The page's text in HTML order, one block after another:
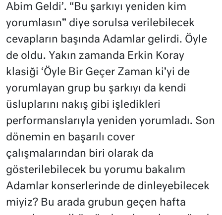
Abim Geldi’. “Bu şarkıyı yeniden kim
yorumlasın” diye sorulsa verilebilecek
cevapların başında Adamlar gelirdi. Öyle
de oldu. Yakın zamanda Erkin Koray
klasiği ‘Öyle Bir Geçer Zaman ki’yi de
yorumlayan grup bu şarkıyı da kendi
üsluplarını nakış gibi işledikleri
performanslarıyla yeniden yorumladı. Son
dönemin en başarılı cover
çalışmalarından biri olarak da
gösterilebilecek bu yorumu bakalım
Adamlar konserlerinde de dinleyebilecek
miyiz? Bu arada grubun geçen hafta